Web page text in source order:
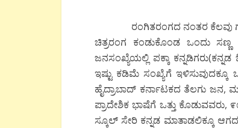
ರಂಗಿತರಂಗದ ನಂತರ ಕೆಲವು
ಚಿತ್ರರಂಗ ಕಂಡುಕೊಂಡ ಒಂದು
ಜನಸಂಖ್ಯೆಯಲ್ಲಿ ಪಕ್ಕಾ
ಇಷ್ಟು ಕಡಿಮೆ ಸಂಖ್ಯೆಗೆ
ಹೈದ್ರಾಬಾದ್ ಕರ್ನಾಟಕದ ತೆಲಗು ಜನ,
ಪ್ರಾದೇಶಿಕ ಭಾಷೆಗೆ ಒತ್ತು
ಸ್ಕೂಲ್ ಸೇರಿ ಕನ್ನಡ ಮಾತಾಡಲಿಕ್ಕೂ